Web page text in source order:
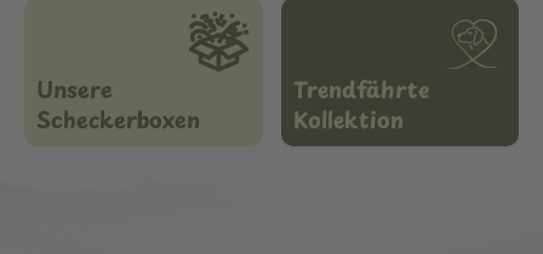
Unsere
Scheckerboxen
Trendfährte
Kollektion